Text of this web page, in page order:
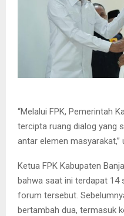
“Melalui FPK, Pemerintah
tercipta ruang dialog yang
antar elemen masyarakat,”
Ketua FPK Kabupaten
bahwa saat ini terdapat 14
forum tersebut.
bertambah dua, termasuk